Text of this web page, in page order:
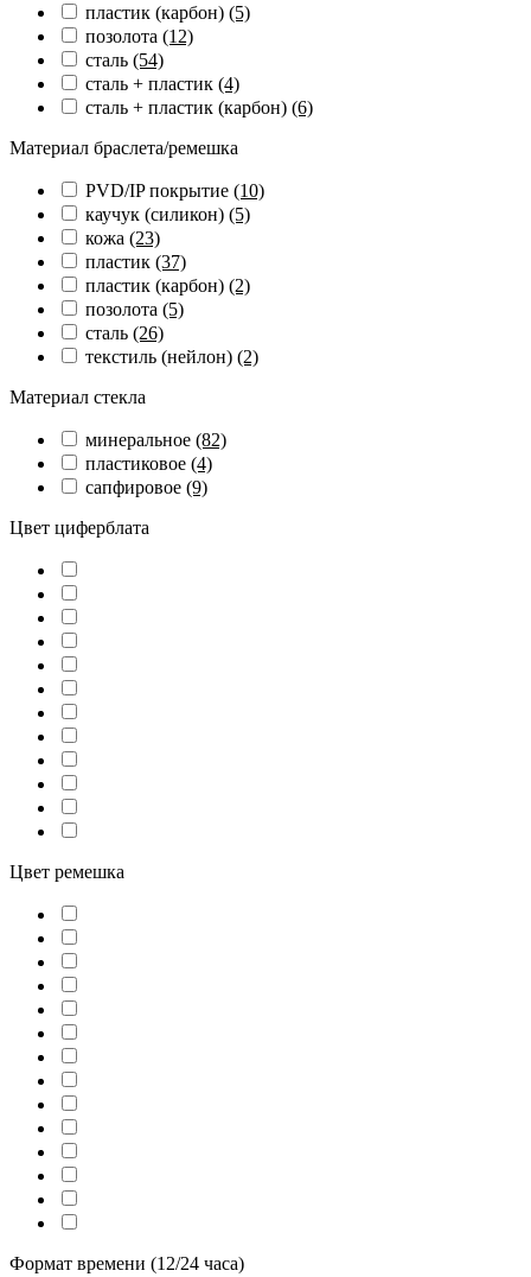
пластик (карбон) (5)
позолота (12)
сталь (54)
сталь + пластик (4)
сталь + пластик (карбон) (6)
Материал браслета/ремешка
PVD/IP покрытие (10)
каучук (силикон) (5)
кожа (23)
пластик (37)
пластик (карбон) (2)
позолота (5)
сталь (26)
текстиль (нейлон) (2)
Материал стекла
минеральное (82)
пластиковое (4)
сапфировое (9)
Цвет циферблата
Цвет ремешка
Формат времени (12/24 часа)